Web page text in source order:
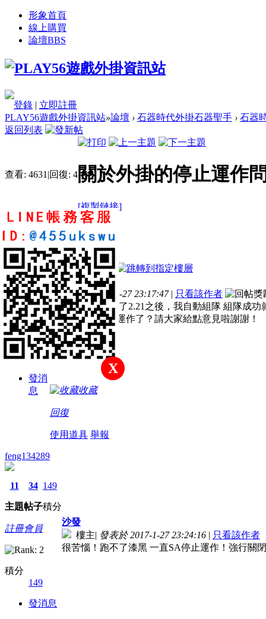
形象首頁
線上購買
論壇BBS
登錄 | 立即註冊
PLAY56遊戲外掛資訊站»論壇 › 石器時代外掛石器聖手 › 石器
返回列表
查看: 4631 |回復: 4 關於外掛的停止運作
[複製鏈接]
feng134289
11
主
題
34
帖
子
149
積
分
註冊會員
積分
149
發消
息
電梯直達
樓主
發表於 2017-1-27 23:17:47 | 只看該作者
不知道什麼 更新了2.21之後，我自動組隊 組隊成
還沒過去就停止運作了？請大家給點意見啦謝謝！
收藏
回復
使用道具 舉報
feng134289
11
主題
34
帖子
149
積分
註冊會員
積分
149
發消息
沙發
樓主| 發表於 2017-1-27 23:24:16 | 只看該作者
很苦惱！跑不了漆黑 一直SA停止運作！強行關
X